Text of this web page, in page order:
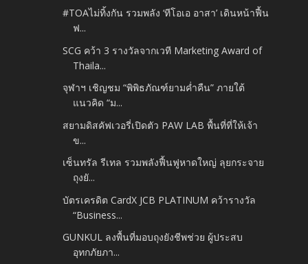
#TOAไม่ทิ้งกัน รวมพลัง ‘ทีโอเอ อาสา’ เดินหน้าฟื้น
ฟ...
SCG คว้า 3 รางวัลจากเวที Marketing Award of
Thaila...
จุฬาฯ เชิญชม “พิพิธภัณฑ์ยามค่ำคืน” ภายใต้
แนวคิด “ม...
สยามดิสคัฟเวอรี่เปิดตัว PAW LAB พื้นที่ที่ให้เจ้า
ข...
เซ็นทรัล รีเทล รวมพลังฟื้นฟูหาดใหญ่ ลุยกระจาย
ถุงยั...
บัตรเครดิต CardX JCB PLATINUM คว้ารางวัล
“Business...
GUNKUL ลงพื้นที่มอบถุงยังชีพช่วย ผู้ประสบ
อุทกภัยภา...